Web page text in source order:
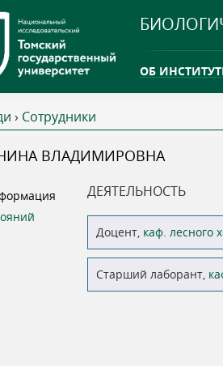
ОБ
ТГУ ОТКРЫЛ
› Сотрудники
ВЛАДИМИРОВНА
ДЕЯТЕЛЬНОСТЬ
Доцент, каф. лесного
Старший лаборант,